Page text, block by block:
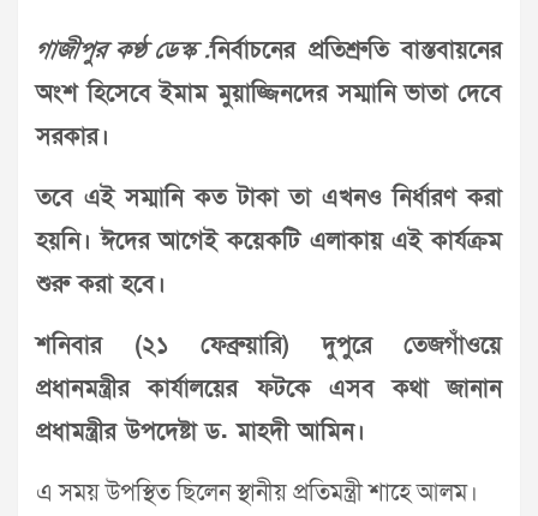
গাজীপুর কণ্ঠ ডেস্ক :নির্বাচনের প্রতিশ্রুতি বাস্তবায়নের
অংশ হিসেবে ইমাম মুয়াজ্জিনদের সম্মানি ভাতা দেবে
সরকার।
তবে এই সম্মানি কত টাকা তা এখনও নির্ধারণ করা
হয়নি। ঈদের আগেই কয়েকটি এলাকায় এই কার্যক্রম
শুরু করা হবে।
শনিবার (২১ ফেব্রুয়ারি) দুপুরে তেজগাঁওয়ে
প্রধানমন্ত্রীর কার্যালয়ের ফটকে এসব কথা জানান
প্রধামন্ত্রীর উপদেষ্টা ড. মাহদী আমিন।
এ সময় উপস্থিত ছিলেন স্থানীয় প্রতিমন্ত্রী শাহে আলম।